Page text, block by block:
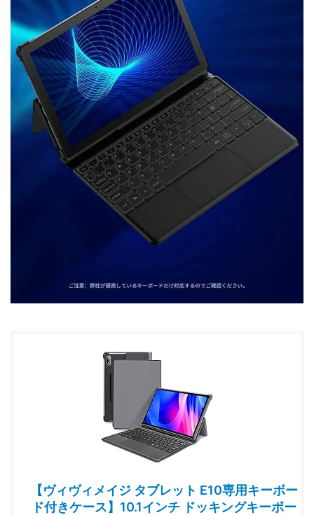
【ヴィヴィメイジ タブレット E10専用キーボー
ド付きケース】10.1インチ ドッキングキーボー